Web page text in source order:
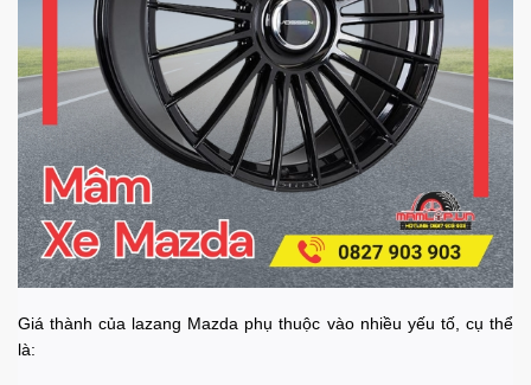
Giá thành của lazang Mazda phụ thuộc vào nhiều yếu tố, cụ thể
là: